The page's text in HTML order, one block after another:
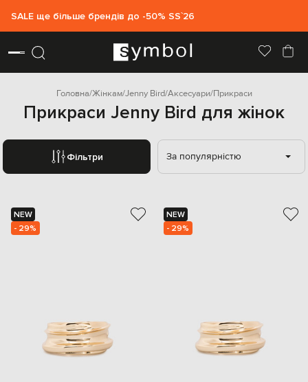
SALE ще більше брендів до -50% SS`26
Головна Жінкам Jenny Bird Аксесуари Прикраси
Прикраси Jenny Bird для жінок
Фільтри За популярністю
NEW
- 29%
NEW
- 29%